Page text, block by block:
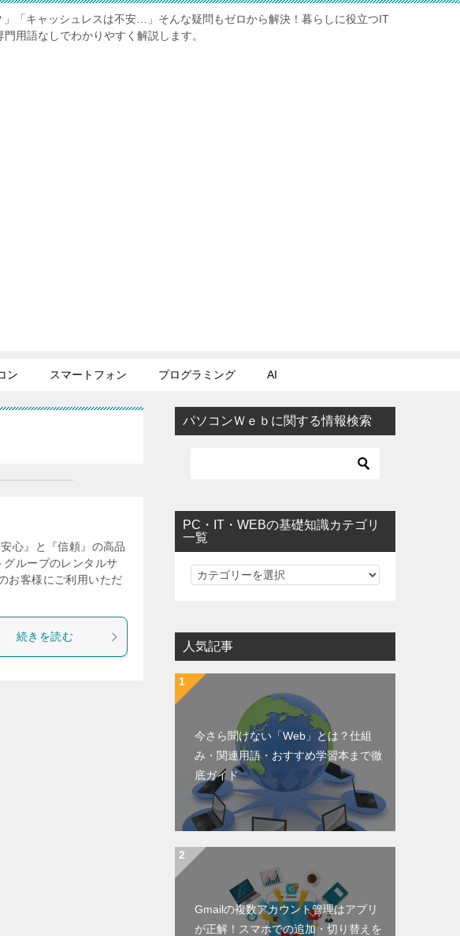
」「キャッシュレスは不安…」そんな疑問もゼロから解決！暮らしに役立つIT
用語なしでわかりやすく解説します。
ン スマートフォン プログラミング AI
心』と『信頼』の高品
ループのレンタルサ
お客様にご利用いただ
続きを読む
パソコンＷｅｂに関する情報検索
PC・IT・WEBの基礎知識カテゴリ
一覧
PC・IT・WEBの基礎知識カテゴリ一覧
人気記事
今さら聞けない「Web」とは？仕組
み・関連用語・おすすめ学習本まで徹
底ガイド
Gmailの複数アカウント管理はアプリ
が正解！スマホでの追加・切り替えを